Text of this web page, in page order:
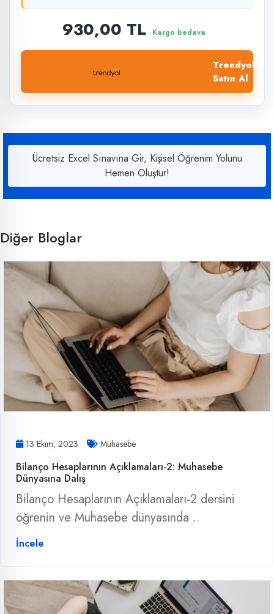
930,00 TL Kargo bedava
Trendyol'dan
Satın Al
Ücretsiz Excel Sınavına Gir, Kişisel Öğrenim Yolunu
Hemen Oluştur!
Diğer Bloglar
13 Ekim, 2023 Muhasebe
Bilanço Hesaplarının Açıklamaları-2: Muhasebe
Dünyasına Dalış
Bilanço Hesaplarının Açıklamaları-2 dersini
öğrenin ve Muhasebe dünyasında ..
İncele